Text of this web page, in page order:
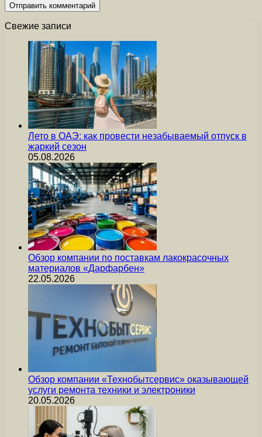
Свежие записи
Лето в ОАЭ: как провести незабываемый отпуск в
жаркий сезон
05.08.2026
Обзор компании по поставкам лакокрасочных
материалов «Дарфарбен»
22.05.2026
Обзор компании «Технобытсервис» оказывающей
услуги ремонта техники и электроники
20.05.2026